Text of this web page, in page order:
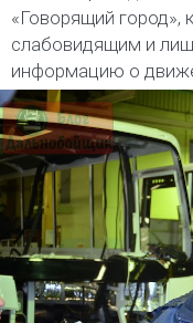
«Говорящий город»,
слабовидящим и
информацию о